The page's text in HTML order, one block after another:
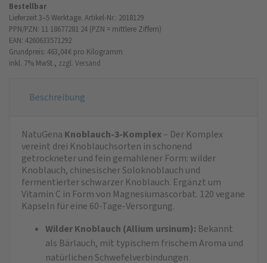
Bestellbar
Lieferzeit 3–5 Werktage. Artikel-Nr.: 2018129
PPN/PZN: 11 18677281 24 (PZN = mittlere Ziffern)
EAN: 4260633571292
Grundpreis: 463,04 € pro Kilogramm
inkl. 7% MwSt., zzgl. Versand
Beschreibung
NatuGena Knoblauch-3-Komplex– Der Komplex
vereint drei Knoblauchsorten in schonend
getrockneter und fein gemahlener Form: wilder
Knoblauch, chinesischer Soloknoblauch und
fermentierter schwarzer Knoblauch. Ergänzt um
Vitamin C in Form von Magnesiumascorbat. 120 vegane
Kapseln für eine 60-Tage-Versorgung.
Wilder Knoblauch (Allium ursinum): Bekannt
als Bärlauch, mit typischem frischem Aroma und
natürlichen Schwefelverbindungen